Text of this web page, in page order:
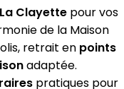
La Clayette pour vos
de la Maison
retrait en points
adaptée.
pratiques pour